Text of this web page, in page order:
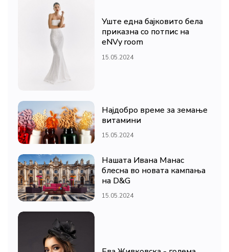
Уште една бајковито бела
приказна со потпис на
eNVy room
15.05.2024
Најдобро време за земање
витамини
15.05.2024
Нашата Ивана Манас
блесна во новата кампања
на D&G
15.05.2024